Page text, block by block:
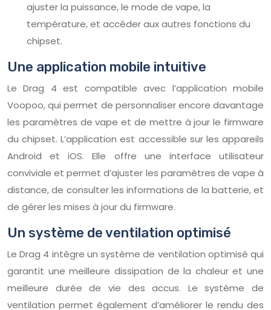
ajuster la puissance, le mode de vape, la
température, et accéder aux autres fonctions du
chipset.
Une application mobile intuitive
Le Drag 4 est compatible avec l’application mobile
Voopoo, qui permet de personnaliser encore davantage
les paramètres de vape et de mettre à jour le firmware
du chipset. L’application est accessible sur les appareils
Android et iOS. Elle offre une interface utilisateur
conviviale et permet d’ajuster les paramètres de vape à
distance, de consulter les informations de la batterie, et
de gérer les mises à jour du firmware.
Un système de ventilation optimisé
Le Drag 4 intègre un système de ventilation optimisé qui
garantit une meilleure dissipation de la chaleur et une
meilleure durée de vie des accus. Le système de
ventilation permet également d’améliorer le rendu des